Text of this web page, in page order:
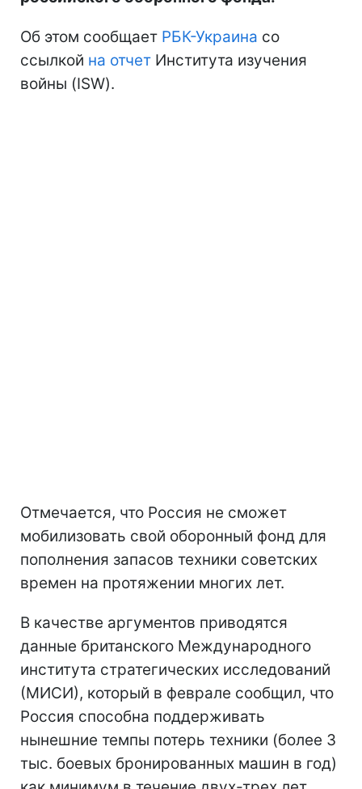
Об этом сообщает РБК-Украина со
ссылкой на отчет Института изучения
войны (ISW).
Отмечается, что Россия не сможет
мобилизовать свой оборонный фонд для
пополнения запасов техники советских
времен на протяжении многих лет.
В качестве аргументов приводятся
данные британского Международного
института стратегических исследований
(МИСИ), который в феврале сообщил, что
Россия способна поддерживать
нынешние темпы потерь техники (более 3
тыс. боевых бронированных машин в год)